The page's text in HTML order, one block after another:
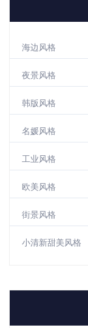
海边风格
夜景风格
韩版风格
名媛风格
工业风格
欧美风格
街景风格
小清新甜美风格